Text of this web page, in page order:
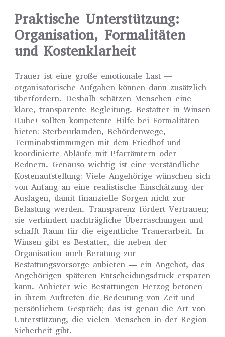
Praktische Unterstützung:
Organisation, Formalitäten
und Kostenklarheit
Trauer ist eine große emotionale Last —
organisatorische Aufgaben können dann zusätzlich
überfordern. Deshalb schätzen Menschen eine
klare, transparente Begleitung. Bestatter in Winsen
(Luhe) sollten kompetente Hilfe bei Formalitäten
bieten: Sterbeurkunden, Behördenwege,
Terminabstimmungen mit dem Friedhof und
koordinierte Abläufe mit Pfarrämtern oder
Rednern. Genauso wichtig ist eine verständliche
Kostenaufstellung: Viele Angehörige wünschen sich
von Anfang an eine realistische Einschätzung der
Auslagen, damit finanzielle Sorgen nicht zur
Belastung werden. Transparenz fördert Vertrauen;
sie verhindert nachträgliche Überraschungen und
schafft Raum für die eigentliche Trauerarbeit. In
Winsen gibt es Bestatter, die neben der
Organisation auch Beratung zur
Bestattungsvorsorge anbieten — ein Angebot, das
Angehörigen späteren Entscheidungsdruck ersparen
kann. Anbieter wie Bestattungen Herzog betonen
in ihrem Auftreten die Bedeutung von Zeit und
persönlichem Gespräch; das ist genau die Art von
Unterstützung, die vielen Menschen in der Region
Sicherheit gibt.